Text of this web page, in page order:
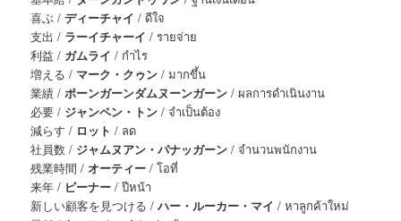
喜ぶ /ディーチャイ/ ดีใจ
支出 / ラーイチャーイ / รายจ่าย
利益 / ガムライ / กำไร
増える / マーク・クゥン / มากขึ้น
業績 / ポーンガーンダムヌーンガーン / ผลการดำเนินงาน
必要 / ジャンペン・トン / จำเป็นต้อง
減らす / ロット/ ลด
社員数 / ジャムヌアン・パナッガーン / จำนวนพนักงาน
残業時間 /オーティー / โอที่
来年 / ピーナー/ ปีหน้า
新しい顧客を見つける /ハー・ルーカー・マイ / หาลูกค้าใหม่